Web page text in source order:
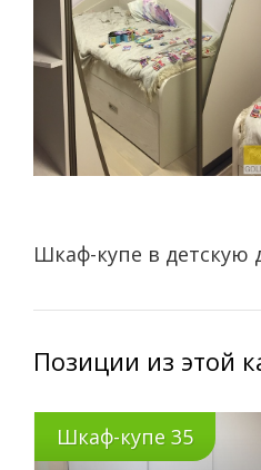
Шкаф-купе в детскую
Позиции из этой
Шкаф-купе 35